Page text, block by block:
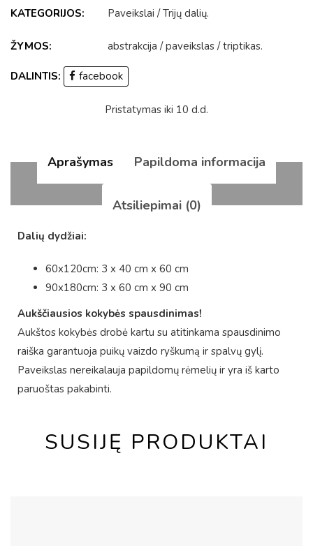
KATEGORIJOS: Paveikslai /Trijų dalių.
ŽYMOS: abstrakcija /paveikslas /triptikas.
DALINTIS: facebook
Pristatymas iki 10 d.d.
Aprašymas Papildoma informacija
Atsiliepimai (0)
Dalių dydžiai:
60x120cm: 3 x 40 cm x 60 cm
90x180cm: 3 x 60 cm x 90 cm
Aukščiausios kokybės spausdinimas!
Aukštos kokybės drobė kartu su atitinkama spausdinimo
raiška garantuoja puikų vaizdo ryškumą ir spalvų gylį.
Paveikslas nereikalauja papildomų rėmelių ir yra iš karto
paruoštas pakabinti.
SUSIJĘ PRODUKTAI